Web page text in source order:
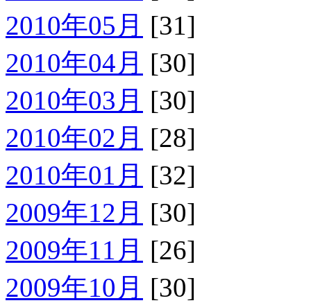
2010年05月 [31]
2010年04月 [30]
2010年03月 [30]
2010年02月 [28]
2010年01月 [32]
2009年12月 [30]
2009年11月 [26]
2009年10月 [30]